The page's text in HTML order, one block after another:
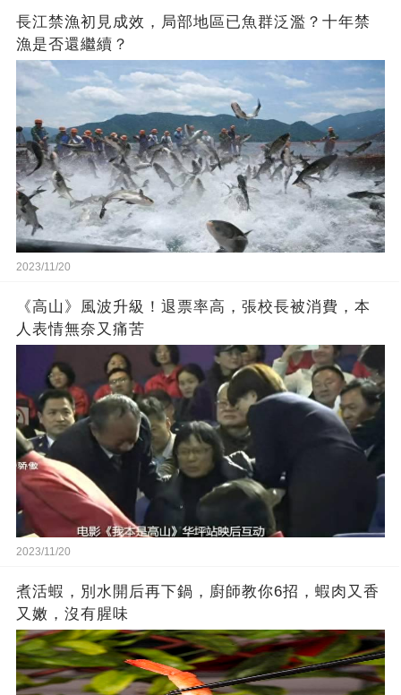
長江禁漁初見成效，局部地區已魚群泛濫？十年禁
漁是否還繼續？
2023/11/20
《高山》風波升級！退票率高，張校長被消費，本
人表情無奈又痛苦
2023/11/20
煮活蝦，別水開后再下鍋，廚師教你6招，蝦肉又香
又嫩，沒有腥味